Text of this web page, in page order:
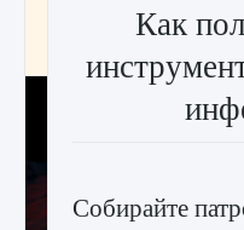
которая не работает
Как
Собирайте